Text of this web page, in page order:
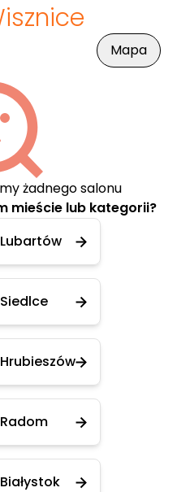
Mapa
żadnego salonu
mieście lub kategorii?